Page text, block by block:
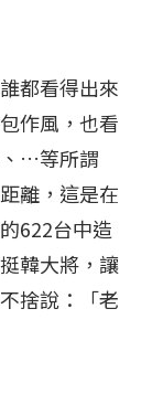
都看得出來
作風，也看
…等所謂
離，這是在
622台中造
韓大將，讓
捨說：「老